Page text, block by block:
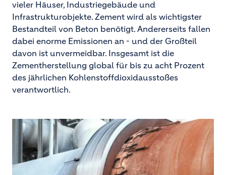
vieler Häuser, Industriegebäude und
Infrastrukturobjekte. Zement wird als wichtigster
Bestandteil von Beton benötigt. Andererseits fallen
dabei enorme Emissionen an - und der Großteil
davon ist unvermeidbar. Insgesamt ist die
Zementherstellung global für bis zu acht Prozent
des jährlichen Kohlenstoffdioxidausstoßes
verantwortlich.